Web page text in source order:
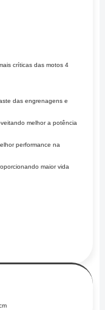
críticas das motos 4
das engrenagens e
melhor a potência
performance na
maior vida